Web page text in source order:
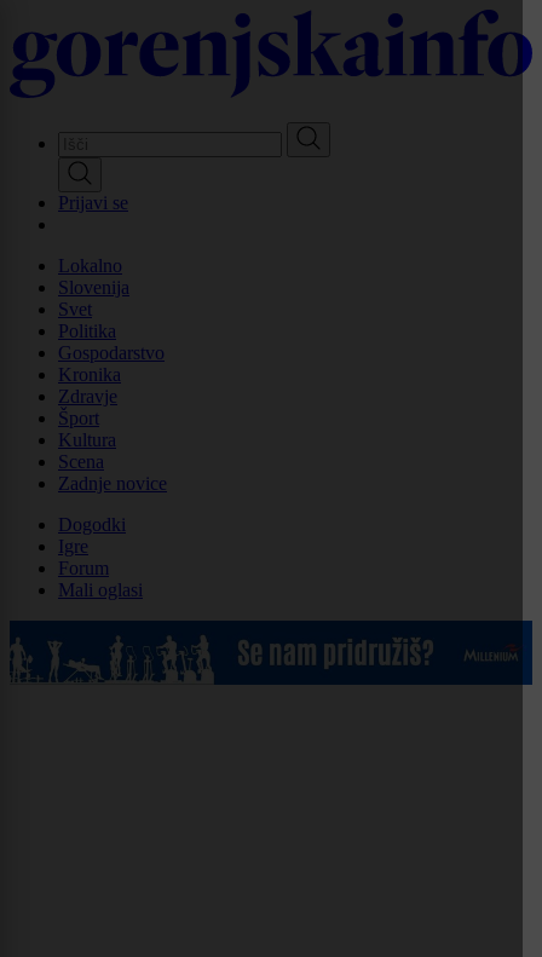
to
main
content
Prijavi se
Lokalno
Slovenija
Svet
Politika
Gospodarstvo
Kronika
Zdravje
Šport
Kultura
Scena
Zadnje novice
Dogodki
Igre
Forum
Mali oglasi